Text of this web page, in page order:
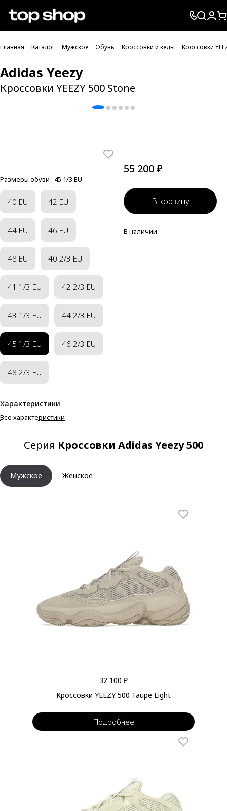
Проверка хлебных крошек
Главная Каталог Мужское Обувь Кроссовки и кеды Кроссовки
Adidas Yeezy
Кроссовки YEEZY 500 Stone
Размеры обуви : 45 1/3 EU
40 EU 42 EU
44 EU 46 EU
48 EU 40 2/3 EU
41 1/3 EU 42 2/3 EU
43 1/3 EU 44 2/3 EU
45 1/3 EU 46 2/3 EU
48 2/3 EU
Характеристики
Все характеристики
55 200 ₽
В корзину
В наличии
Серия Кроссовки Adidas Yeezy 500
Мужское Женское
32 100 ₽
Кроссовки YEEZY 500 Taupe Light
Подробнее